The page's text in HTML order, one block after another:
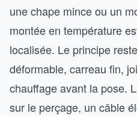
une chape mince ou un
montée en température
localisée. Le principe
déformable, carreau fin,
chauffage avant la pose.
sur le perçage, un câble